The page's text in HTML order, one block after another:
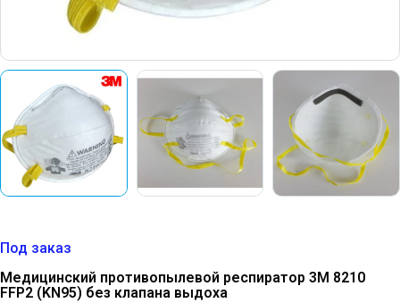
Под заказ
Медицинский противопылевой респиратор 3M 8210
FFP2 (KN95) без клапана выдоха